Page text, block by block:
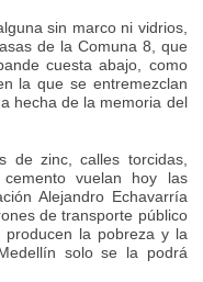
sin marco ni vidrios,
de la Comuna 8, que
cuesta abajo, como
la que se entremezclan
hecha de la memoria del
de zinc, calles torcidas,
vuelan hoy las
Alejandro Echavarría
de transporte público
la pobreza y la
solo se la podrá